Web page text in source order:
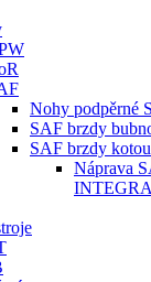
Nohy podpěrné
SAF brzdy
SAF brzdy
Náprava